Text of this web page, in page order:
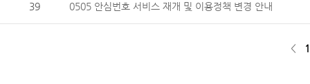
39 0505 안심번호 서비스 재개 및 이용정책 변경 안내
< 1